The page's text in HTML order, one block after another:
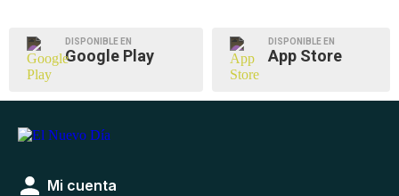
DISPONIBLE EN
Google Play
DISPONIBLE EN
App Store
Mi cuenta